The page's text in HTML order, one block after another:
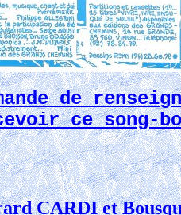
de
ce song-
CARDI et